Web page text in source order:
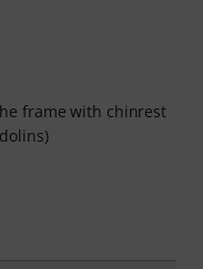
frame with chinrest